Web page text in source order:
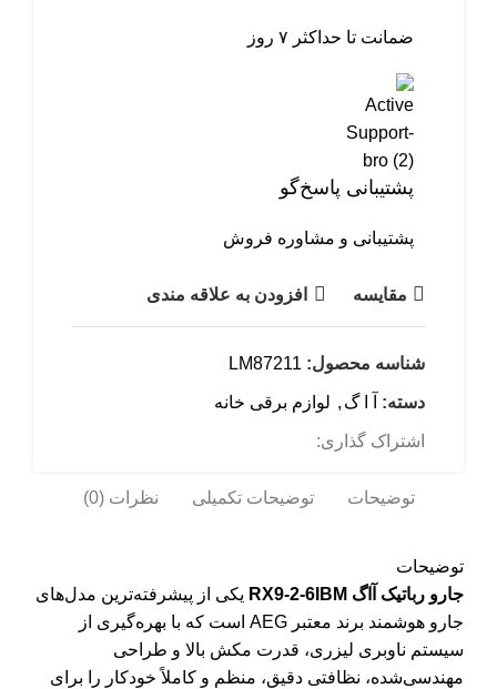
ضمانت تا حداکثر ۷ روز
پشتیبانی پاسخ‌گو
پشتیبانی و مشاوره فروش
مقایسه افزودن به علاقه مندی
شناسه محصول: LM87211
دسته: آ ا گ , لوازم برقی خانه
اشتراک گذاری:
توضیحات توضیحات تکمیلی نظرات (0)
توضیحات
جارو رباتیک آاگ RX9-2-6IBM
یکی از پیشرفته‌ترین مدل‌های
جارو هوشمند برند معتبر AEG است که با بهره‌گیری از
سیستم ناوبری لیزری، قدرت مکش بالا و طراحی
مهندسی‌شده، نظافتی دقیق، منظم و کاملاً خودکار را برای